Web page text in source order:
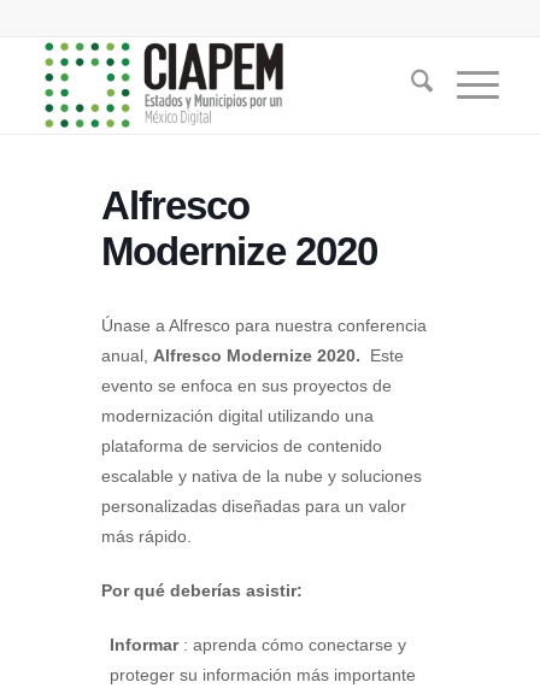
Alfresco
Modernize 2020
Únase a Alfresco para nuestra conferencia
anual, Alfresco Modernize 2020. Este
evento se enfoca en sus proyectos de
modernización digital utilizando una
plataforma de servicios de contenido
escalable y nativa de la nube y soluciones
personalizadas diseñadas para un valor
más rápido.
Por qué deberías asistir:
Informar: aprenda cómo conectarse y
proteger su información más importante